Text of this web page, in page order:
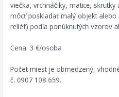
viečka, vrchnáčiky, matice,
môcť poskladať malý objekt
reliéf) podľa ponúknutých vzorov
Cena: 3 €/osoba
Počet miest je obmedzený,
č. 0907 108 659.